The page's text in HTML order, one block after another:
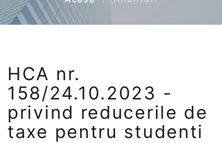
HCA nr.
158/24.10.2023 -
privind reducerile de
taxe pentru studenti